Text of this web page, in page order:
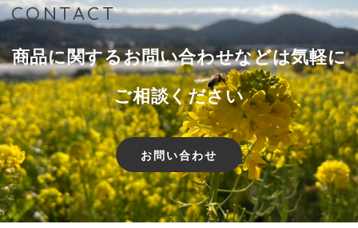
CONTACT
商品に関するお問い合わせなどは気軽に
ご相談ください
お問い合わせ